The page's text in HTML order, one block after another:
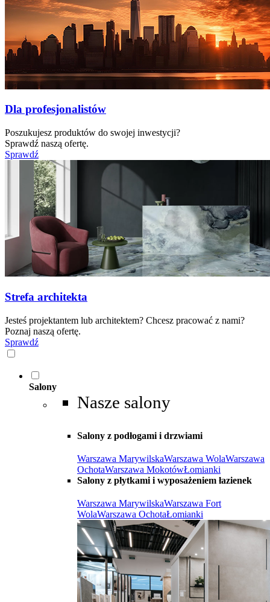
Dla profesjonalistów
Poszukujesz produktów do swojej inwestycji?
Sprawdź naszą ofertę.
Sprawdź
Strefa architekta
Jesteś projektantem lub architektem? Chcesz pracować z nami?
Poznaj naszą ofertę.
Sprawdź
Salony
Nasze salony
Salony z podłogami i drzwiami
Warszawa MarywilskaWarszawa WolaWarszawa
OchotaWarszawa MokotówŁomianki
Salony z płytkami i wyposażeniem łazienek
Warszawa MarywilskaWarszawa Fort
WolaWarszawa OchotaŁomianki